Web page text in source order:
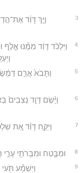
3
וַיַּ֣ךְ דָּוִ֔ד
4
וַיִּלְכֹּ֨ד דָּוִ֜ד מִמֶּ֗נּוּ
5
וַתָּבֹא֙ אֲרַ֣ם
6
וַיָּ֨שֶׂם דָּוִ֤ד נְצִבִים֙
7
וַיִּקַּ֣ח דָּוִ֗ד אֵ֚ת
8 וּמִבֶּ֥טַח וּמִבֵּֽרֹתַ֖י
9 וַיִּשְׁמַ֕ע